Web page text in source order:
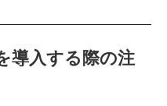
導入する際の注